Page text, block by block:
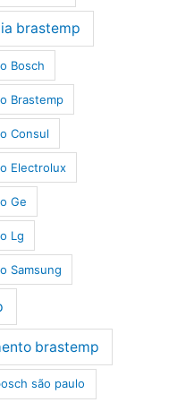
brastemp
Bosch
Brastemp
Consul
Electrolux
Ge
Lg
Samsung
brastemp
são paulo